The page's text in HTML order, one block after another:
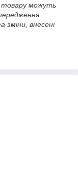
товару можуть
зміни, внесені